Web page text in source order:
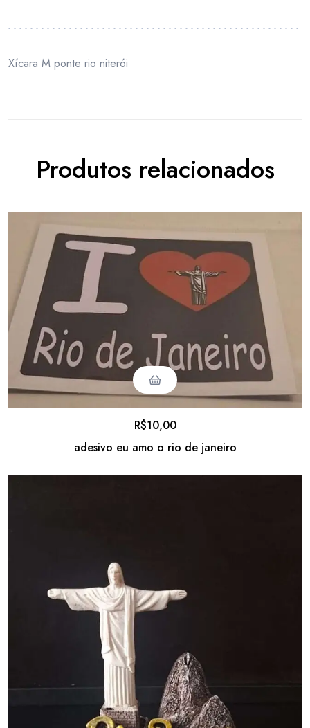
Xícara M ponte rio niterói
Produtos relacionados
adesivo eu amo o rio de janeiro
R$10,00